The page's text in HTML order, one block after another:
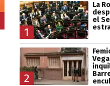
1
La
el
2